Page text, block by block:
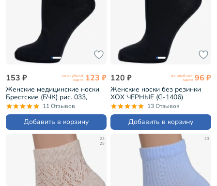
153 ₽ по клубной
карте 123 ₽
Женские медицинские носки
Брестские (БЧК) рис. 033,
ЧЕРНЫЕ (14С1202)
11 Отзывов
Добавить в корзину
120 ₽ по клубной
карте 96 ₽
Женские носки без резинки
ХОХ ЧЕРНЫЕ (G-1406)
13 Отзывов
Добавить в корзину
23
25
23